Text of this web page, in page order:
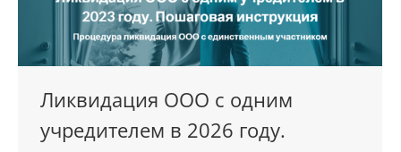
Ликвидация ООО с одним
учредителем в 2026 году.